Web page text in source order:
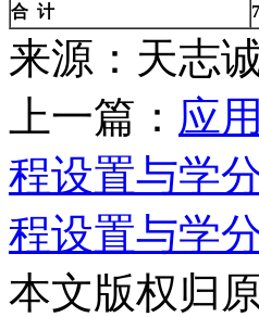
合 计
来源：天志
上一篇： 应
程设置与学
程设置与学
本文版权归